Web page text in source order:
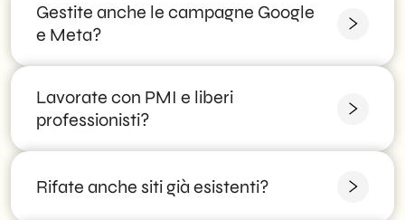
Certo: nel nostro portfolio trovi progetti recenti e in
consulenza ti mostriamo casi simili al tuo settore.
Gestite anche le campagne Google
e Meta?
Sì, pianifichiamo e ottimizziamo campagne data-
driven per generare contatti qualificati.
Lavorate con PMI e liberi
professionisti?
Assolutamente: gran parte dei nostri clienti sono
PMI, studi professionali e attività locali.
Rifate anche siti già esistenti?